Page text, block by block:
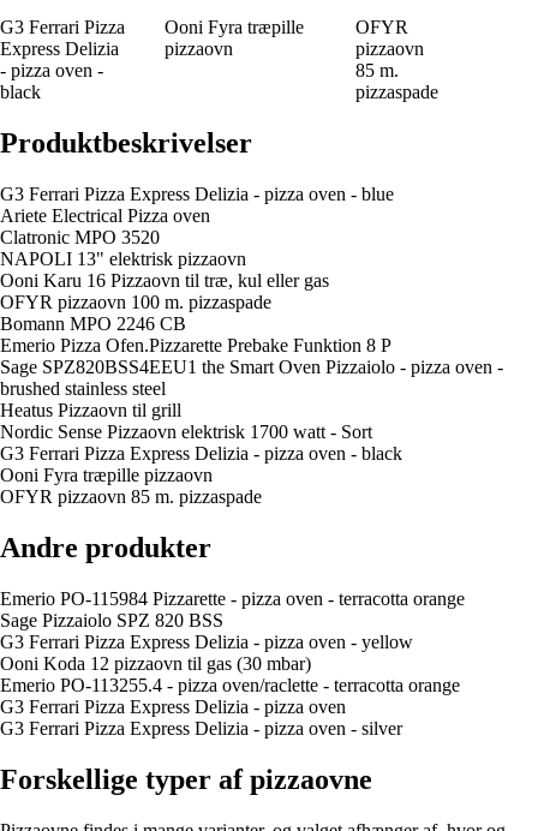
G3 Ferrari Pizza
Express Delizia
- pizza oven -
black
Ooni Fyra træpille
pizzaovn
OFYR
pizzaovn
85 m.
pizzaspade
Produktbeskrivelser
G3 Ferrari Pizza Express Delizia - pizza oven - blue
Ariete Electrical Pizza oven
Clatronic MPO 3520
NAPOLI 13" elektrisk pizzaovn
Ooni Karu 16 Pizzaovn til træ, kul eller gas
OFYR pizzaovn 100 m. pizzaspade
Bomann MPO 2246 CB
Emerio Pizza Ofen.Pizzarette Prebake Funktion 8 P
Sage SPZ820BSS4EEU1 the Smart Oven Pizzaiolo - pizza oven -
brushed stainless steel
Heatus Pizzaovn til grill
Nordic Sense Pizzaovn elektrisk 1700 watt - Sort
G3 Ferrari Pizza Express Delizia - pizza oven - black
Ooni Fyra træpille pizzaovn
OFYR pizzaovn 85 m. pizzaspade
Andre produkter
Emerio PO-115984 Pizzarette - pizza oven - terracotta orange
Sage Pizzaiolo SPZ 820 BSS
G3 Ferrari Pizza Express Delizia - pizza oven - yellow
Ooni Koda 12 pizzaovn til gas (30 mbar)
Emerio PO-113255.4 - pizza oven/raclette - terracotta orange
G3 Ferrari Pizza Express Delizia - pizza oven
G3 Ferrari Pizza Express Delizia - pizza oven - silver
Forskellige typer af pizzaovne